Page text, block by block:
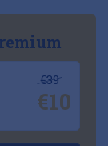
€39
€10